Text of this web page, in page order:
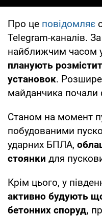
Про це повідомляє
Telegram-каналів.
найближчим часом
планують
установок.
майданчика почали
Станом на момент
побудованими
ударних БПЛА,
стоянки для
Крім цього, у
активно будують
бетонних споруд,